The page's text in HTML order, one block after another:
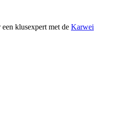
klusexpert met de Karwei